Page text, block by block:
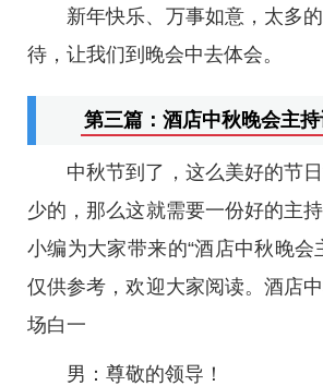
新年快乐、万事如意，太多
待，让我们到晚会中去体会。
第三篇：酒店中秋晚会主
中秋节到了，这么美好的节
少的，那么这就需要一份好的主
小编为大家带来的“酒店中秋晚会
仅供参考，欢迎大家阅读。酒店
场白一
男：尊敬的领导！